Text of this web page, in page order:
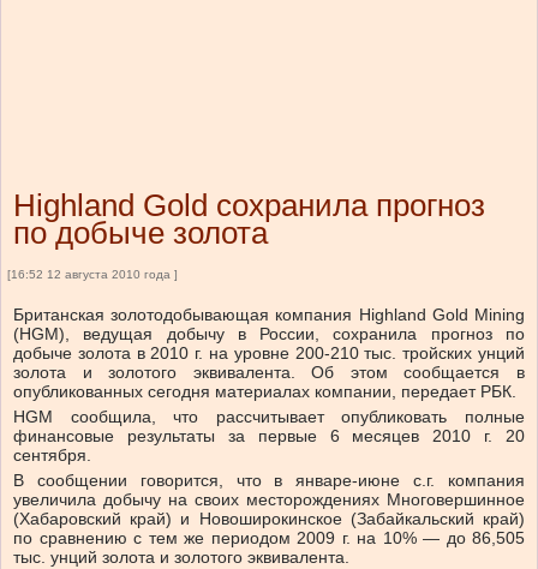
Highland Gold сохранила прогноз
по добыче золота
[16:52 12 августа 2010 года ]
Британская золотодобывающая компания Highland Gold Mining
(HGM), ведущая добычу в России, сохранила прогноз по
добыче золота в 2010 г. на уровне 200-210 тыс. тройских унций
золота и золотого эквивалента. Об этом сообщается в
опубликованных сегодня материалах компании, передает РБК.
HGM сообщила, что рассчитывает опубликовать полные
финансовые результаты за первые 6 месяцев 2010 г. 20
сентября.
В сообщении говорится, что в январе-июне с.г. компания
увеличила добычу на своих месторождениях Многовершинное
(Хабаровский край) и Новоширокинское (Забайкальский край)
по сравнению с тем же периодом 2009 г. на 10% — до 86,505
тыс. унций золота и золотого эквивалента.